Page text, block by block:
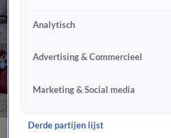
Analytisch
Advertising & Commercieel
Marketing & Social media
Derde partijen lijst